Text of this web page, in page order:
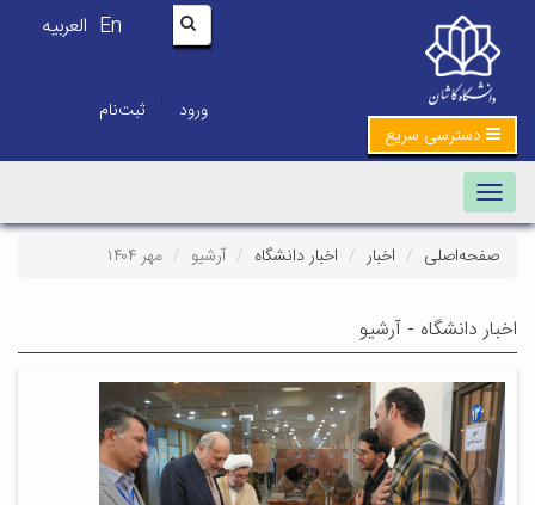
En العربیه
ورود | ثبت‌نام
دسترسی سریع
Toggle navigation
صفحه‌اصلی اخبار اخبار دانشگاه آرشیو مهر ۱۴۰۴
اخبار دانشگاه - آرشیو